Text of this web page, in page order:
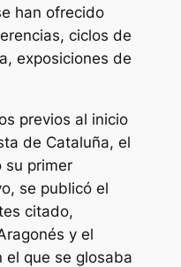
han ofrecido
ciclos de
exposiciones de
previos al inicio
de Cataluña, el
su primer
se publicó el
citado,
y el
el que se glosaba